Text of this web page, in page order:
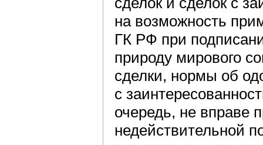
на возможность
ГК РФ при
природу мирового
сделки, нормы об
с
очередь, не вправе
недействительной